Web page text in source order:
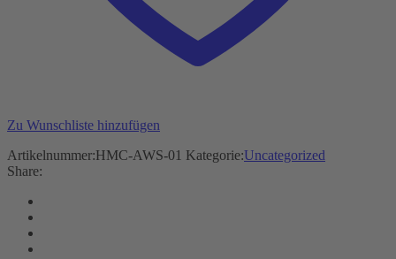
Zu Wunschliste hinzufügen
Artikelnummer:HMC-AWS-01 Kategorie:Uncategorized
Share: